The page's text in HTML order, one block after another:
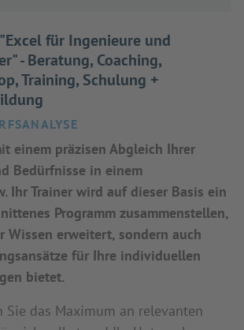
für Ingenieure und
- Beratung, Coaching,
Training, Schulung +
einem präzisen Abgleich Ihrer
Bedürfnisse in einem
Ihr Trainer wird auf dieser Basis ein
Programm zusammenstellen,
Wissen erweitert, sondern auch
für Ihre individuellen
bietet.
Sie das Maximum an relevanten